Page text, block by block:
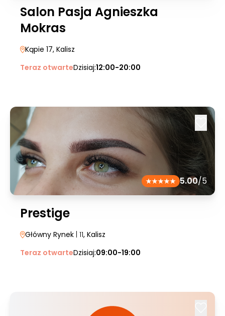
Salon Pasja Agnieszka
Mokras
Kąpie 17, Kalisz
Teraz otwarteDzisiaj:12:00-20:00
5.00/5
Prestige
Główny Rynek | 11, Kalisz
Teraz otwarteDzisiaj:09:00-19:00